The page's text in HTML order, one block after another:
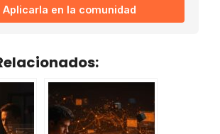
Aplicarla en la comunidad